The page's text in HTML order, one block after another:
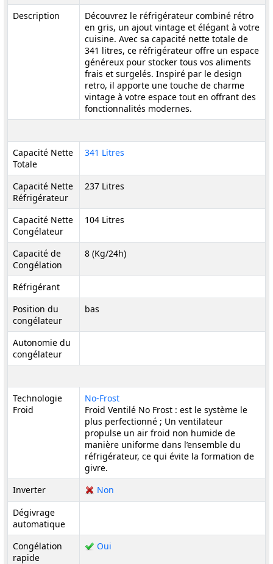
Description
Découvrez le réfrigérateur combiné rétro
en gris, un ajout vintage et élégant à votre
cuisine. Avec sa capacité nette totale de
341 litres, ce réfrigérateur offre un espace
généreux pour stocker tous vos aliments
frais et surgelés. Inspiré par le design
retro, il apporte une touche de charme
vintage à votre espace tout en offrant des
fonctionnalités modernes.
Capacité Nette
Totale
341 Litres
Capacité Nette
Réfrigérateur
237 Litres
Capacité Nette
Congélateur
104 Litres
Capacité de
Congélation
8 (Kg/24h)
Réfrigérant
Position du
congélateur
bas
Autonomie du
congélateur
Technologie
Froid
No-Frost
Froid Ventilé No Frost : est le système le
plus perfectionné ; Un ventilateur
propulse un air froid non humide de
manière uniforme dans l’ensemble du
réfrigérateur, ce qui évite la formation de
givre.
Inverter
Non
Dégivrage
automatique
Congélation
rapide
Oui